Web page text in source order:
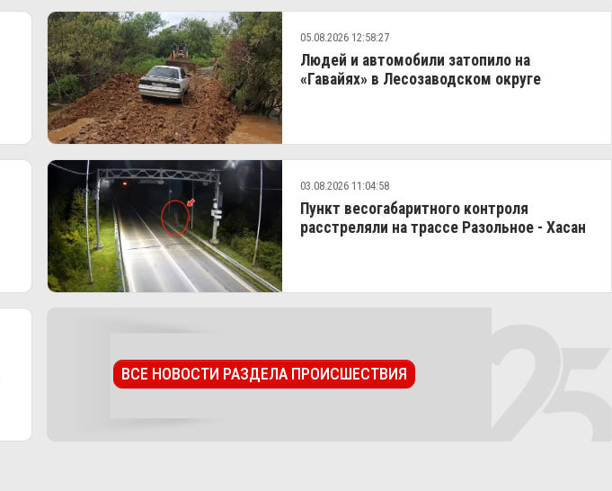
05.08.2026 12:58:27
Людей и автомобили затопило на
«Гавайях» в Лесозаводском округе
03.08.2026 11:04:58
Пункт весогабаритного контроля
расстреляли на трассе Разольное - Хасан
ВСЕ НОВОСТИ РАЗДЕЛА ПРОИСШЕСТВИЯ